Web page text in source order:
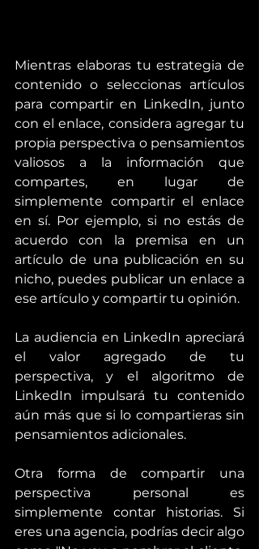
Mientras elaboras tu estrategia de
contenido o seleccionas artículos
para compartir en LinkedIn, junto
con el enlace, considera agregar tu
propia perspectiva o pensamientos
valiosos a la información que
compartes, en lugar de
simplemente compartir el enlace
en sí. Por ejemplo, si no estás de
acuerdo con la premisa en un
artículo de una publicación en su
nicho, puedes publicar un enlace a
ese artículo y compartir tu opinión.
La audiencia en LinkedIn apreciará
el valor agregado de tu
perspectiva, y el algoritmo de
LinkedIn impulsará tu contenido
aún más que si lo compartieras sin
pensamientos adicionales.
Otra forma de compartir una
perspectiva personal es
simplemente contar historias. Si
eres una agencia, podrías decir algo